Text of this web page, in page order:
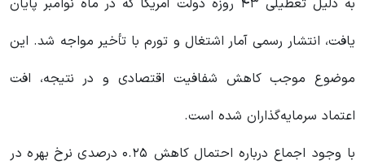
به دلیل تعطیلی ۴۳ روزه دولت آمریکا که در ماه نوامبر پایان
یافت، انتشار رسمی آمار اشتغال و تورم با تأخیر مواجه شد. این
موضوع موجب کاهش شفافیت اقتصادی و در نتیجه، افت
اعتماد سرمایه‌گذاران شده است.
با وجود اجماع درباره احتمال کاهش ۰.۲۵ درصدی نرخ بهره در